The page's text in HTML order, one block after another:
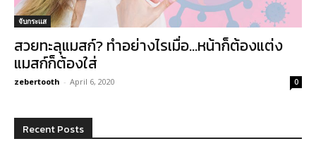
จับกระแส
สวยทะลุแมสก์? ทำอย่างไรเมื่อ…หน้าก็ต้องแต่ง
แมสก์ก็ต้องใส่
zebertooth - April 6, 2020 0
Recent Posts